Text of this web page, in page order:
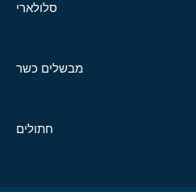
סלולארי
מבשלים כשר
חתולים